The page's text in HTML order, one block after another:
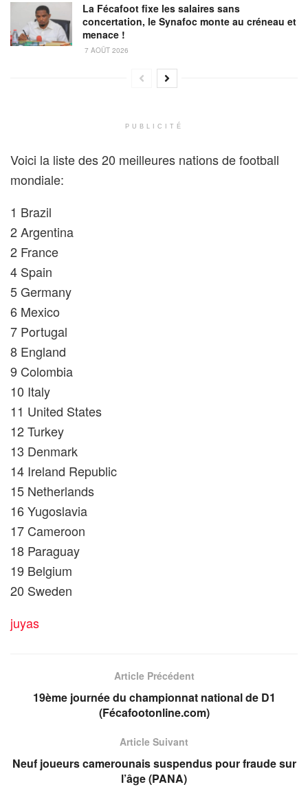
La Fécafoot fixe les salaires sans
concertation, le Synafoc monte au créneau et
menace !
7 AOÛT 2026
PUBLICITÉ
Voici la liste des 20 meilleures nations de football
mondiale:
1 Brazil
2 Argentina
2 France
4 Spain
5 Germany
6 Mexico
7 Portugal
8 England
9 Colombia
10 Italy
11 United States
12 Turkey
13 Denmark
14 Ireland Republic
15 Netherlands
16 Yugoslavia
17 Cameroon
18 Paraguay
19 Belgium
20 Sweden
juyas
Article Précédent
19ème journée du championnat national de D1
(Fécafootonline.com)
Article Suivant
Neuf joueurs camerounais suspendus pour fraude sur
l’âge (PANA)